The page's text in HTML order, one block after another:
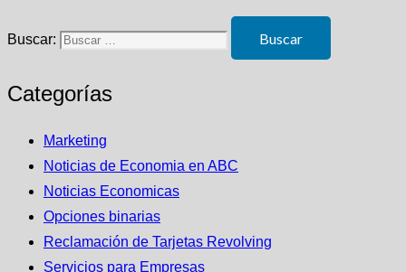
Buscar:
Categorías
Marketing
Noticias de Economia en ABC
Noticias Economicas
Opciones binarias
Reclamación de Tarjetas Revolving
Servicios para Empresas